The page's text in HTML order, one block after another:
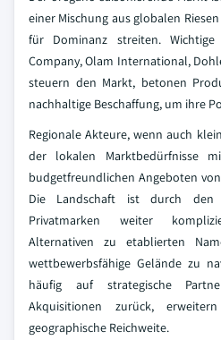
einer Mischung aus globalen
für Dominanz streiten.
Company, Olam International,
steuern den Markt, betonen
nachhaltige Beschaffung, um ihre
Regionale Akteure, wenn auch
der lokalen Marktbedürfnisse
budgetfreundlichen Angeboten
Die Landschaft ist durch
Privatmarken weiter
Alternativen zu etablierten
wettbewerbsfähige Gelände zu
häufig auf strategische
Akquisitionen zurück,
geographische Reichweite.